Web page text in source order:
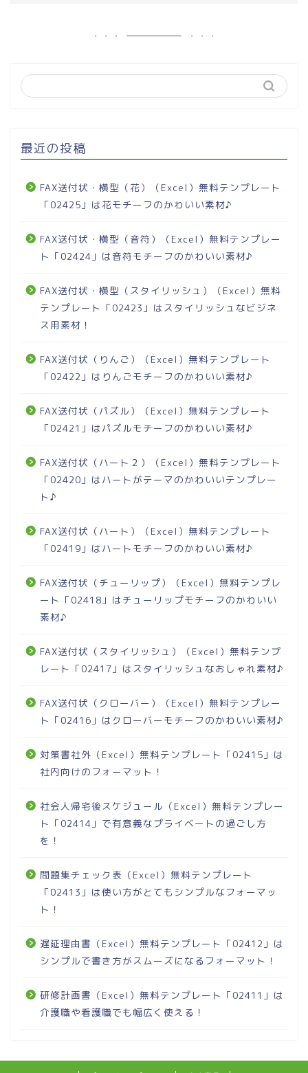
最近の投稿
FAX送付状・横型（花）（Excel）無料テンプレート
「02425」は花モチーフのかわいい素材♪
FAX送付状・横型（音符）（Excel）無料テンプレー
ト「02424」は音符モチーフのかわいい素材♪
FAX送付状・横型（スタイリッシュ）（Excel）無料
テンプレート「02423」はスタイリッシュなビジネ
ス用素材！
FAX送付状（りんご）（Excel）無料テンプレート
「02422」はりんごモチーフのかわいい素材♪
FAX送付状（パズル）（Excel）無料テンプレート
「02421」はパズルモチーフのかわいい素材♪
FAX送付状（ハート２）（Excel）無料テンプレート
「02420」はハートがテーマのかわいいテンプレー
ト♪
FAX送付状（ハート）（Excel）無料テンプレート
「02419」はハートモチーフのかわいい素材♪
FAX送付状（チューリップ）（Excel）無料テンプレ
ート「02418」はチューリップモチーフのかわいい
素材♪
FAX送付状（スタイリッシュ）（Excel）無料テンプ
レート「02417」はスタイリッシュなおしゃれ素材♪
FAX送付状（クローバー）（Excel）無料テンプレー
ト「02416」はクローバーモチーフのかわいい素材♪
対策書社外（Excel）無料テンプレート「02415」は
社内向けのフォーマット！
社会人帰宅後スケジュール（Excel）無料テンプレー
ト「02414」で有意義なプライベートの過ごし方
を！
問題集チェック表（Excel）無料テンプレート
「02413」は使い方がとてもシンプルなフォーマッ
ト！
遅延理由書（Excel）無料テンプレート「02412」は
シンプルで書き方がスムーズになるフォーマット！
研修計画書（Excel）無料テンプレート「02411」は
介護職や看護職でも幅広く使える！